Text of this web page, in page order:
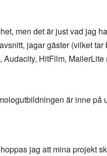
men det är just vad jag
jagar gäster (vilket tar
Audacity, HitFilm,
är inne på
jag att mina projekt